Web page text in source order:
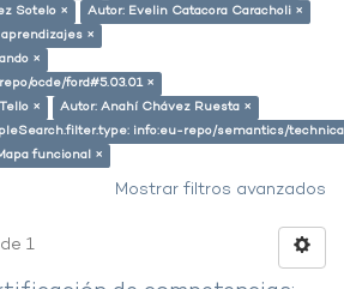
Sotelo ×
Autor: Evelin Catacora Caracholi ×
×
×
ocde/ford#5.03.01 ×
×
Autor: Anahí Chávez Ruesta ×
info:eu-repo/semantics/
funcional ×
Mostrar filtros avanzados
1